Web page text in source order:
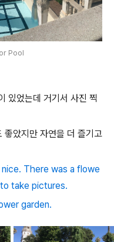
Pool
있었는데 거기서 사진 찍
았지만 자연을 더 즐기고
There was a flowe
take pictures.
garden.